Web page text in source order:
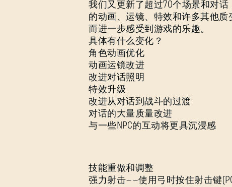
我们又更新了超过70个场景和对
的动画、运镜、特效和许多其他
而进一步感受到游戏的乐趣。
具体有什么变化？
角色动画优化
动画运镜改进
改进对话照明
特效升级
改进从对话到战斗的过渡
对话的大量质量改进
与一些NPC的互动将更具沉浸感
技能重做和调整
强力射击——使用弓时按住射击键